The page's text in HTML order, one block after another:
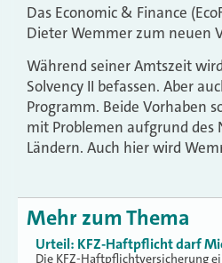
Das Economic & Finance
Dieter Wemmer zum neuen
Während seiner Amtszeit
Solvency II befassen. Aber
Programm. Beide Vorhaben
mit Problemen aufgrund des
Ländern. Auch hier wird
Mehr zum Thema
Urteil: KFZ-Haftpflicht darf
Die KFZ-Haftpflichtversicherung